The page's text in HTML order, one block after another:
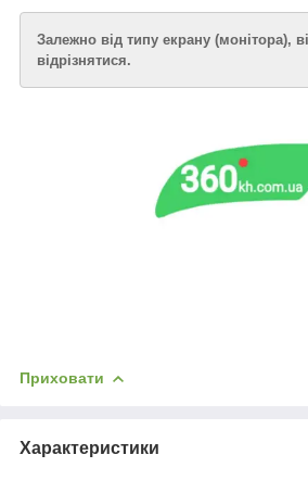
Залежно від типу екрану (монітора),
відрізнятися.
Приховати
Характеристики